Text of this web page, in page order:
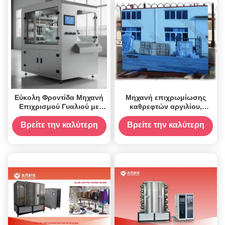
Εύκολη Φροντίδα Μηχανή
Επιχρισμού Γυαλιού με
Μικρή Συντήρηση και 220v
τροφοδοσία
Βρείτε την καλύτερη
Μηχανή επιχρωμίωσης
καθρεφτών αργιλίου,
εγκαταστάσεις
επιστρώματος καθρεφτών
Βρείτε την καλύτερη